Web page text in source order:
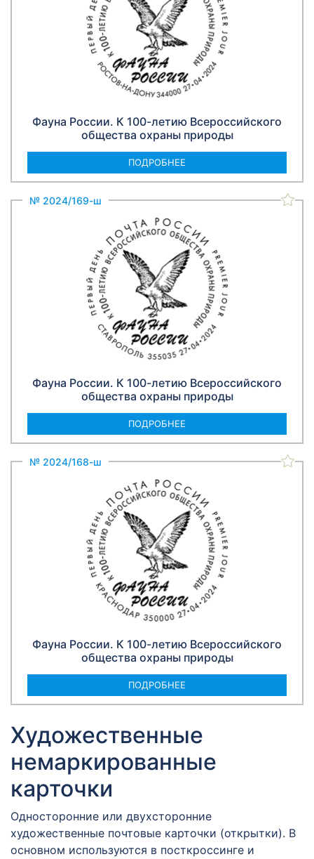
Фауна России. К 100-летию Всероссийского
общества охраны природы
ПОДРОБНЕЕ
№ 2024/169-ш
Фауна России. К 100-летию Всероссийского
общества охраны природы
ПОДРОБНЕЕ
№ 2024/168-ш
Фауна России. К 100-летию Всероссийского
общества охраны природы
ПОДРОБНЕЕ
Художественные
немаркированные
карточки
Односторонние или двухсторонние
художественные почтовые карточки (открытки). В
основном используются в посткроссинге и